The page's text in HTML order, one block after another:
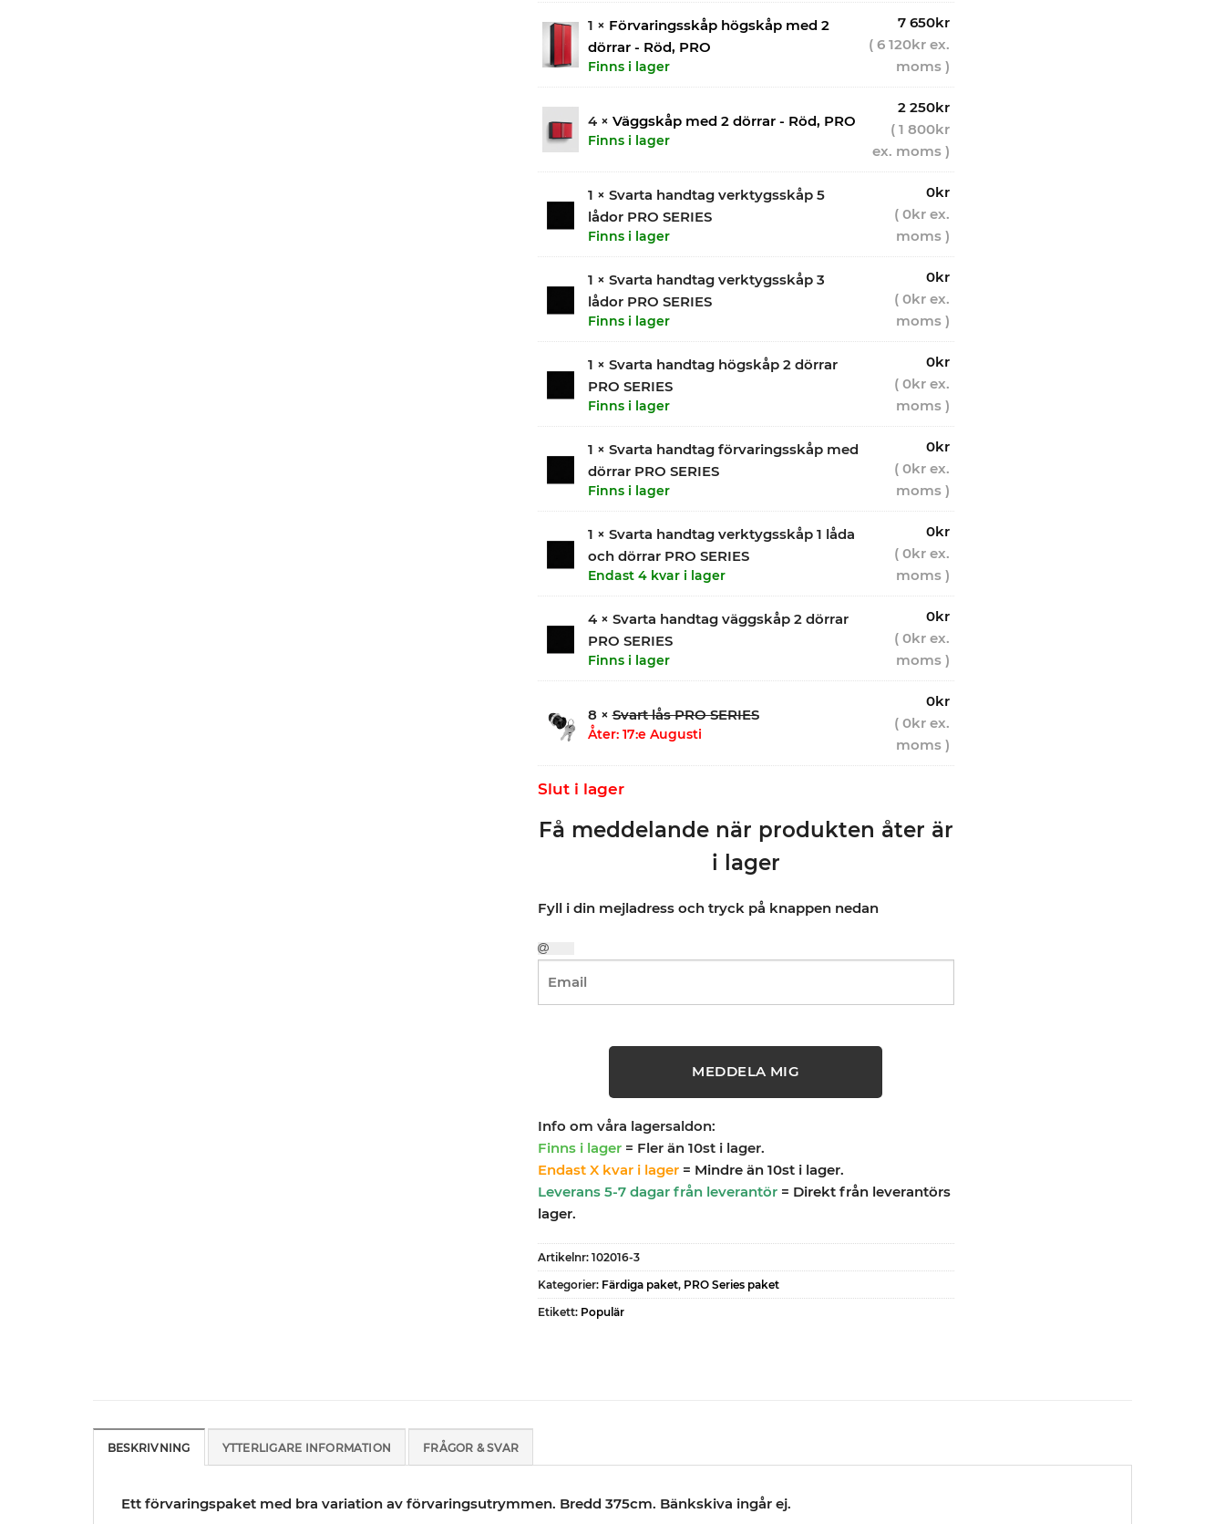
1 × Förvaringsskåp högskåp med 2
dörrar - Röd, PRO
Finns i lager
7 650kr
( 6 120kr ex.
moms )
4 × Väggskåp med 2 dörrar - Röd, PRO
Finns i lager
2 250kr
( 1 800kr
ex. moms )
1 × Svarta handtag verktygsskåp 5
lådor PRO SERIES
Finns i lager
0kr
( 0kr ex.
moms )
1 × Svarta handtag verktygsskåp 3
lådor PRO SERIES
Finns i lager
0kr
( 0kr ex.
moms )
1 × Svarta handtag högskåp 2 dörrar
PRO SERIES
Finns i lager
0kr
( 0kr ex.
moms )
1 × Svarta handtag förvaringsskåp med
dörrar PRO SERIES
Finns i lager
0kr
( 0kr ex.
moms )
1 × Svarta handtag verktygsskåp 1 låda
och dörrar PRO SERIES
Endast 4 kvar i lager
0kr
( 0kr ex.
moms )
4 × Svarta handtag väggskåp 2 dörrar
PRO SERIES
Finns i lager
0kr
( 0kr ex.
moms )
8 ×Svart lås PRO SERIES
Åter: 17:e Augusti
0kr
( 0kr ex.
moms )
Slut i lager
Få meddelande när produkten åter är
i lager
Fyll i din mejladress och tryck på knappen nedan
MEDDELA MIG
Info om våra lagersaldon:
Finns i lager = Fler än 10st i lager.
Endast X kvar i lager = Mindre än 10st i lager.
Leverans 5-7 dagar från leverantör= Direkt från leverantörs
lager.
Artikelnr: 102016-3
Kategorier: Färdiga paket, PRO Series paket
Etikett: Populär
BESKRIVNING YTTERLIGARE INFORMATION FRÅGOR & SVAR
Ett förvaringspaket med bra variation av förvaringsutrymmen. Bredd 375cm. Bänkskiva ingår ej.